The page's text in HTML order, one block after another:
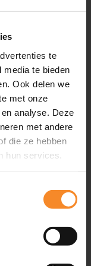
te
te bieden
Ook delen we
met onze
analyse. Deze
met andere
die ze hebben
hun services.